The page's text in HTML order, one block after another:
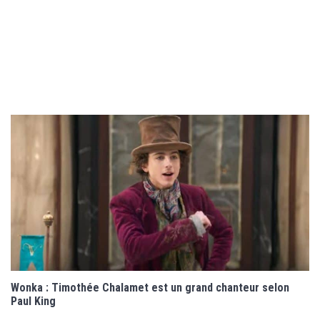
Wonka : Timothée Chalamet est un grand chanteur selon
Paul King